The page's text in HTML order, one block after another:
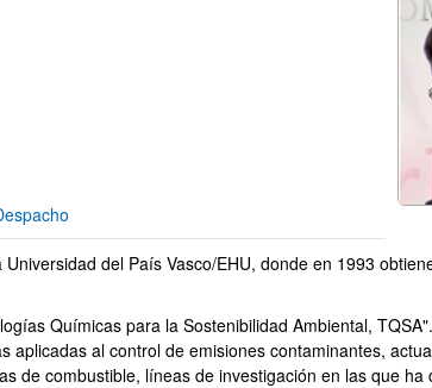
del País Vasco/EHU, donde en 1993
Químicas para la Sostenibilidad Ambiental,
aplicadas al control de emisiones contaminantes,
de combustible, líneas de investigación en las que ha